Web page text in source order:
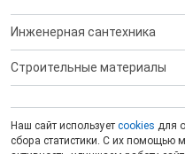
Инженерная сантехника
Строительные материалы
Наш сайт использует cookies для
сбора статистики. С их помощью